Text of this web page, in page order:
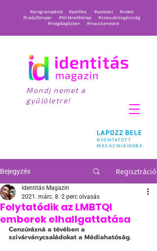
LAPOZZ BELE
NYOMTATOTT
MAGAZINJAINKBA
#programajánló #politika #podcast
#videó
#LadyDömper
#történetihónap
#szexuálisegészség
#magdiagőzben
#macskamedve
Mondj nemet a
gyűlöletre!
Bejegyzés Regisztráció
Folytatódik az LMBTQI
emberek elhallgattatása
Identitás Magazin
2021. márc. 8. 2 perc olvasás
Cenzúrázná a tévében a
szivárványcsaládokat a Médiahatóság.